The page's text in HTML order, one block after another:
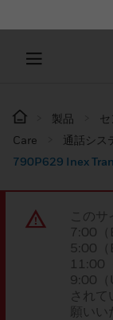
製品
Care
通話シス
790P629 Inex
この
7:00（
5:00（
11:00
9:00（
されて
願いい